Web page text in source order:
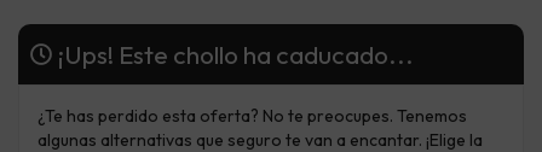
¡Ups! Este chollo ha caducado...
¿Te has perdido esta oferta? No te preocupes. Tenemos
algunas alternativas que seguro te van a encantar. ¡Elige la